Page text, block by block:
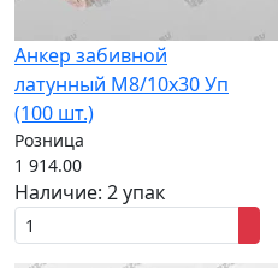
Анкер забивной
латунный M8/10x30 Уп
(100 шт.)
Розница
1 914.00
Наличие: 2 упак